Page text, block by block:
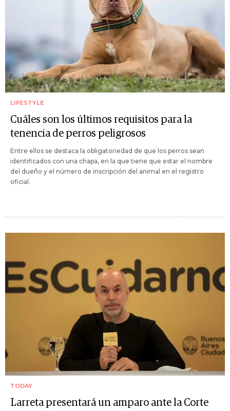
LIFESTYLE
Cuáles son los últimos requisitos para la
tenencia de perros peligrosos
Entre ellos se destaca la obligatoriedad de que los perros sean
identificados con una chapa, en la que tiene que estar el nombre
del dueño y el número de inscripción del animal en el registro
oficial.
TODAY
Larreta presentará un amparo ante la Corte